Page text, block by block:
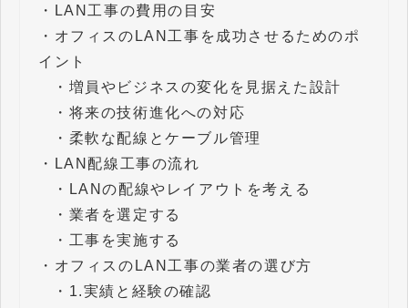
・
LAN工事の費用の目安
・ オフィスのLAN工事を成功させるためのポ
イント
・ 増員やビジネスの変化を見据えた設計
・ 将来の技術進化への対応
・ 柔軟な配線とケーブル管理
・
LAN配線工事の流れ
・
LANの配線やレイアウトを考える
・ 業者を選定する
・ 工事を実施する
・ オフィスのLAN工事の業者の選び方
・ 1.実績と経験の確認